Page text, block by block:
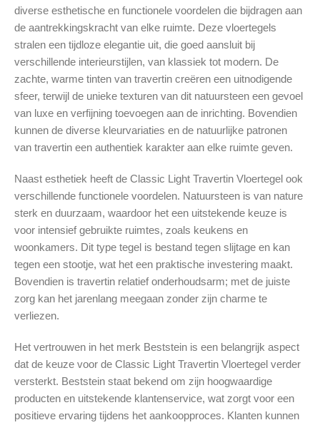
diverse esthetische en functionele voordelen die bijdragen aan
de aantrekkingskracht van elke ruimte. Deze vloertegels
stralen een tijdloze elegantie uit, die goed aansluit bij
verschillende interieurstijlen, van klassiek tot modern. De
zachte, warme tinten van travertin creëren een uitnodigende
sfeer, terwijl de unieke texturen van dit natuursteen een gevoel
van luxe en verfijning toevoegen aan de inrichting. Bovendien
kunnen de diverse kleurvariaties en de natuurlijke patronen
van travertin een authentiek karakter aan elke ruimte geven.
Naast esthetiek heeft de Classic Light Travertin Vloertegel ook
verschillende functionele voordelen. Natuursteen is van nature
sterk en duurzaam, waardoor het een uitstekende keuze is
voor intensief gebruikte ruimtes, zoals keukens en
woonkamers. Dit type tegel is bestand tegen slijtage en kan
tegen een stootje, wat het een praktische investering maakt.
Bovendien is travertin relatief onderhoudsarm; met de juiste
zorg kan het jarenlang meegaan zonder zijn charme te
verliezen.
Het vertrouwen in het merk Beststein is een belangrijk aspect
dat de keuze voor de Classic Light Travertin Vloertegel verder
versterkt. Beststein staat bekend om zijn hoogwaardige
producten en uitstekende klantenservice, wat zorgt voor een
positieve ervaring tijdens het aankoopproces. Klanten kunnen